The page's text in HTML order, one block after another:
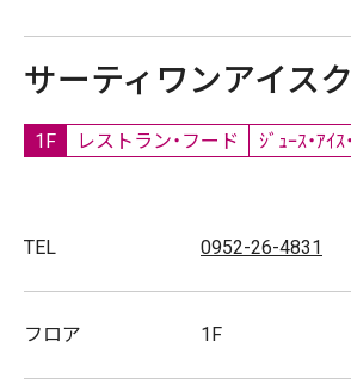
サーティワンアイス
1F レストラン・フード ｼﾞｭｰｽ・ｱｲｽ
TEL 0952-26-4831
フロア 1F